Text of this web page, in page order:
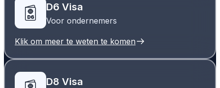
D6 Visa
Voor ondernemers
Klik om meer te weten te komen
D8 Visa